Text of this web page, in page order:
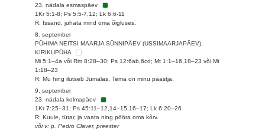
23. nädala esmaspäev
1Kr 5:1-8; Ps 5:5-7,12; Lk 6:6-11
R: Issand, juhata mind oma õigluses.
8. september
PÜHIMA NEITSI MAARJA SÜNNIPÄEV (USSIMAARJAPÄEV),
KIRIKUPÜHA
Mi 5:1–4a või Rm 8:28–30; Ps 12:6ab,6cd; Mt 1:1–16,18–23 või Mt
1:18–23
R: Mu hing ilutseb Jumalas, Tema on minu päästja.
9. september
23. nädala kolmapäev
1Kr 7:25–31; Ps 45:11–12,14–15,16–17; Lk 6:20–26
R: Kuule, tütar, ja vaata ning pööra oma kõrv.
või v: p. Pedro Claver, preester